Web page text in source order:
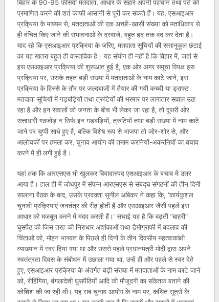
बिहार के 90-95 फीसदी मतदाता, आधार के सहारे अपनी पहचान तथा पते को
प्रमाणित करने की शर्त काफी आसानी से पूरी कर सकते हैं। यह, एसआइआर
प्रक्रिया के माध्यम से, मतदाताओं की एक अच्छी-खासी संख्या को मताधिकार से
ही वंचित किए जाने की संभावनाओं के दरवाजे, बहुत हद तक बंद कर देता है।
याद रहे कि एसआइआर प्रक्रिया के जरिए, मतदाता सूचियों की सत्तानुकूल छंटाई
का यह खतरा बहुत ही वास्तविक है। यह संयोग ही नहीं है कि बिहार में, जहां से
इस एसआइआर प्रक्रिया की शुरूआत हुई है, एक ओर अगर समूचा विपक्ष इस
प्रक्रिया पर, उसके तहत बड़ी संख्या में मतदाताओं के नाम काटे जाने, इस
प्रक्रिया के हिस्से के तौर पर जल्दबाजी में तैयार की गयी कच्ची या ड्राफ्ट
मतदाता सूचियों में गड़बड़ियों तथा त्रुटियों की भरमार पर लागातार सवाल उठा
रहा है और इन सवालों को जनता के बीच भी लेकर जा रहा है, तो दूसरी ओर
सत्ताधारी गठजोड़ न सिर्फ इन गड़बड़ियों, त्रुटियों तथा बड़ी संख्या में नाम काटे
जाने पर चुप्पी साधे हुए है, बल्कि विशेष रूप से भाजपा तो जोर-शोर से, और
आलोचकों पर हमला कर, चुनाव आयोग की तमाम करनियों-अकरनियों का बचाव
करने में ही लगी हुई है।
यहां तक कि आरएसएस भी खुलकर विवादास्पद एसआइआर के बचाव में उतर
आया है। हाल ही में जोधपुर में संपन्न आरएसएस से संबद्घ संगठनों की तीन दिनी
सालाना बैठक के बाद, उसके प्रवक्ता सुनील आंबेकर ने कहा कि, ‘कार्यकुशल
चुनावी प्रक्रियाएं जनतंत्र की रीढ़ होती हैं और एसआइआर जैसी पहलें इस
आधार को मजबूत करने में मदद करती हैं।’ सचाई यह है कि बढ़ती ”बाहरी”
घुसपैठ की जिस तरह की निराधार आशंकाओं तथा डैमोग्राफी में बदलाव की
चिंताओं को, मोहन भागवत के पिछले ही दिनों के तीन दिवसीय महत्वाकांक्षी
व्याख्यान में स्वर दिया गया था और उससे पहले प्रधानमंत्री मोदी द्वारा अपने
स्वतंत्रता दिवस के संबोधन में उछाला गया था, उन्हें ही और पहले से स्वर देते
हुए, एसआइआर प्रक्रिया के अंतर्गत बड़़ी संख्या में मतदाताओं के नाम काटे जाने
को, रोहिंगिया, बंगलादेशी घुसपैठियों आदि की मौजूदगी का संकेतक बताने की
कोशिश की जा रही थी। यह सब चुनाव आयोग के नाम पर, कथित सूत्रों के